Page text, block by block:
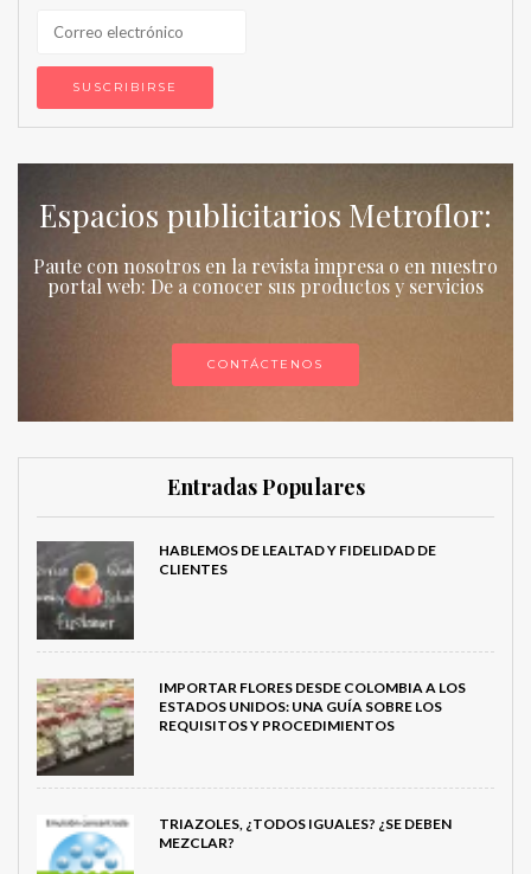
Espacios publicitarios Metroflor:
Paute con nosotros en la revista impresa o en nuestro
portal web: De a conocer sus productos y servicios
CONTÁCTENOS
Entradas Populares
HABLEMOS DE LEALTAD Y FIDELIDAD DE
CLIENTES
IMPORTAR FLORES DESDE COLOMBIA A LOS
ESTADOS UNIDOS: UNA GUÍA SOBRE LOS
REQUISITOS Y PROCEDIMIENTOS
TRIAZOLES, ¿TODOS IGUALES? ¿SE DEBEN
MEZCLAR?